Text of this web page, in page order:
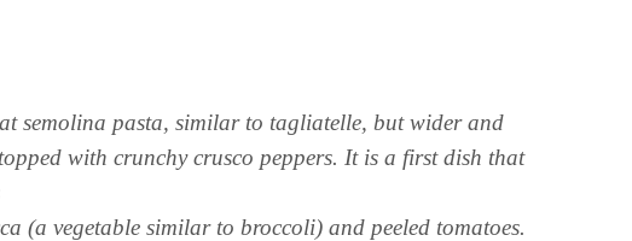
semolina pasta, similar to tagliatelle, but wider and
with crunchy crusco peppers. It is a first dish that
(a vegetable similar to broccoli) and peeled tomatoes.